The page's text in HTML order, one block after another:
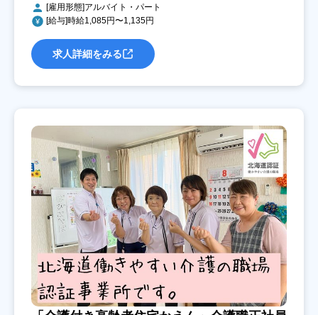
[雇用形態]アルバイト・パート
[給与]時給1,085円〜1,135円
求人詳細をみる